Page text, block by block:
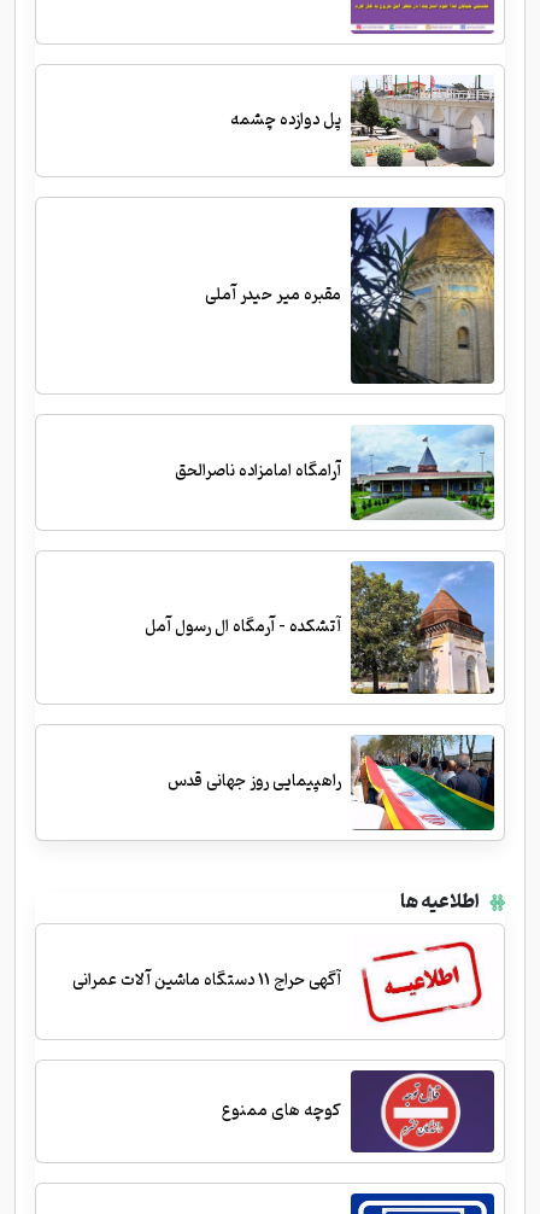
پل دوازده چشمه
مقبره میر حیدر آملی
آرامگاه امامزاده ناصرالحق
آتشکده - آرمگاه ال رسول آمل
راهپیمایی روز جهانی قدس
اطلاعیه ها
آگهی حراج 11 دستگاه ماشین آلات عمرانی
کوچه های ممنوع